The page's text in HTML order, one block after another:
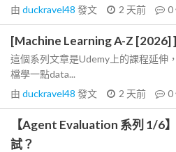
由 duckravel48 發文 2 天前 0
[Machine Learning A-Z [2026]
這個系列文章是Udemy上的課程延伸
檔學一點data...
由 duckravel48 發文 2 天前 0
【Agent Evaluation 系列 1/6
試？